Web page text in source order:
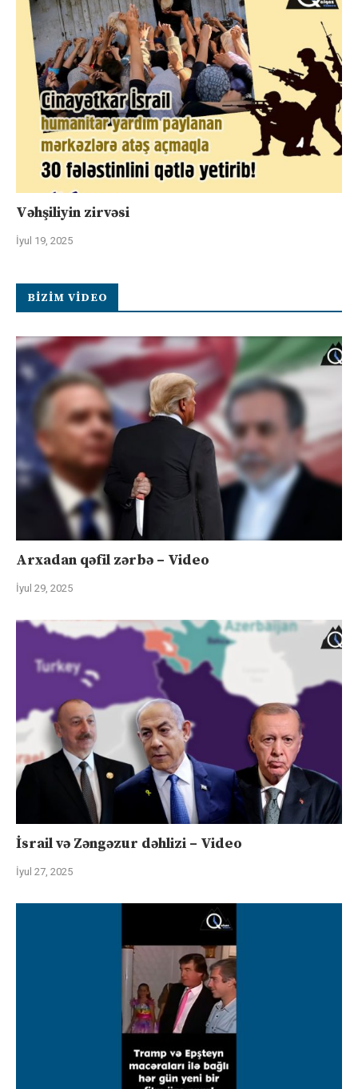
Vəhşiliyin zirvəsi
İyul 19, 2025
BIZIM VIDEO
Arxadan qəfil zərbə – Video
İyul 29, 2025
İsrail və Zəngəzur dəhlizi – Video
İyul 27, 2025